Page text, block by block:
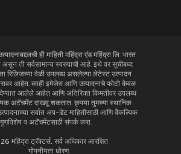
ही माहिती महिंद्रा एंड महिंद्रा लि. भारत
असून ती सर्वसामान्य स्वरुपाची आहे. इथे वर सूचीबध्द
रिलिजच्या वेळी उपलब्ध असलेल्या लेटेस्ट उत्पादन
आहेत. काही इमेजेस आणि उत्पादनाचे फोटो केवळ
देण्यात आलेले आहेत आणि अतिरिक्त किमतीवर उपलब्ध
अटॅचमेंट दाखवू शकतात. कृपया तुमच्या स्थानिक
सर्वात अप-डेट माहितीसाठी आणि वैकल्पिक
गुणविशेष व अटॅचमेंटसाठी संपर्क करा.
महिंद्रा ट्रॅक्टर्स. सर्व अधिकार आरक्षित
गोपनीयता धोरण